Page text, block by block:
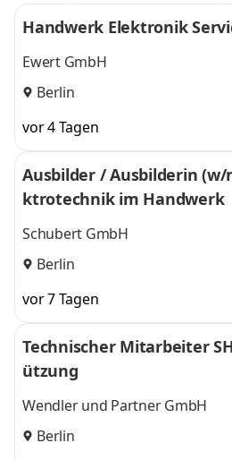
Handwerk Elektronik
Ewert GmbH
Berlin
vor 4 Tagen
Ausbilder / Ausbilderin (w/
ktrotechnik im Handwerk
Schubert GmbH
Berlin
vor 7 Tagen
Technischer Mitarbeiter
ützung
Wendler und Partner GmbH
Berlin